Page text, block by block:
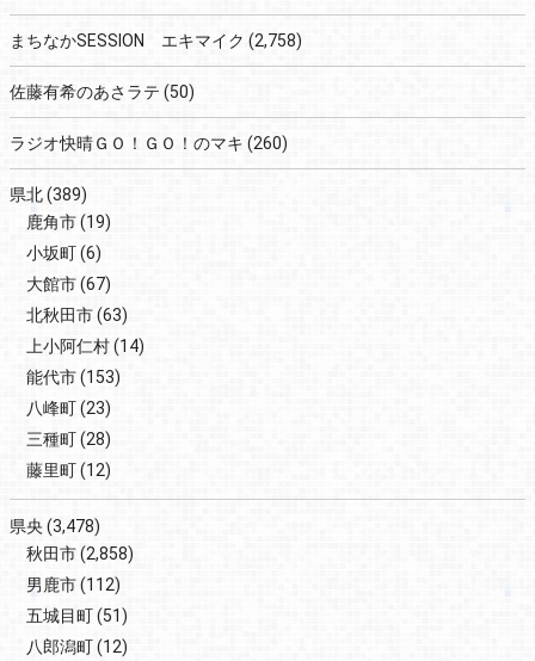
まちなかSESSION エキマイク (2,758)
佐藤有希のあさラテ (50)
ラジオ快晴ＧＯ！ＧＯ！のマキ (260)
県北(389)
鹿角市(19)
小坂町(6)
大館市(67)
北秋田市(63)
上小阿仁村(14)
能代市(153)
八峰町(23)
三種町(28)
藤里町(12)
県央 (3,478)
秋田市(2,858)
男鹿市(112)
五城目町(51)
八郎潟町(12)